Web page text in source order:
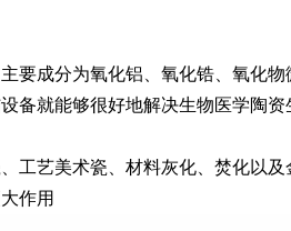
成分为氧化铝、氧化锆、氧化
备就能够很好地解决生物医学陶资
艺美术瓷、材料灰化、焚化以
作用